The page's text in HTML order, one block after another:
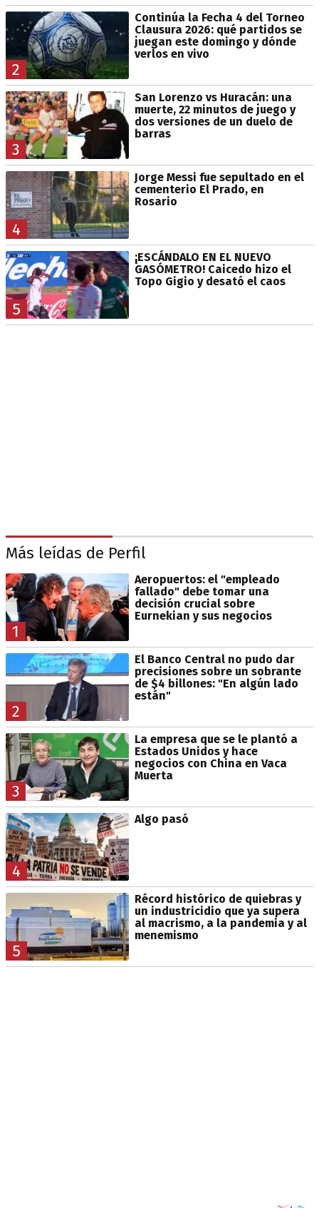
2
Continúa la Fecha 4 del Torneo
Clausura 2026: qué partidos se
juegan este domingo y dónde
verlos en vivo
3
San Lorenzo vs Huracán: una
muerte, 22 minutos de juego y
dos versiones de un duelo de
barras
4
Jorge Messi fue sepultado en el
cementerio El Prado, en
Rosario
5
¡ESCÁNDALO EN EL NUEVO
GASÓMETRO! Caicedo hizo el
Topo Gigio y desató el caos
Más leídas de Perfil
1
Aeropuertos: el "empleado
fallado" debe tomar una
decisión crucial sobre
Eurnekian y sus negocios
2
El Banco Central no pudo dar
precisiones sobre un sobrante
de $4 billones: "En algún lado
están"
3
La empresa que se le plantó a
Estados Unidos y hace
negocios con China en Vaca
Muerta
4
Algo pasó
5
Récord histórico de quiebras y
un industricidio que ya supera
al macrismo, a la pandemia y al
menemismo